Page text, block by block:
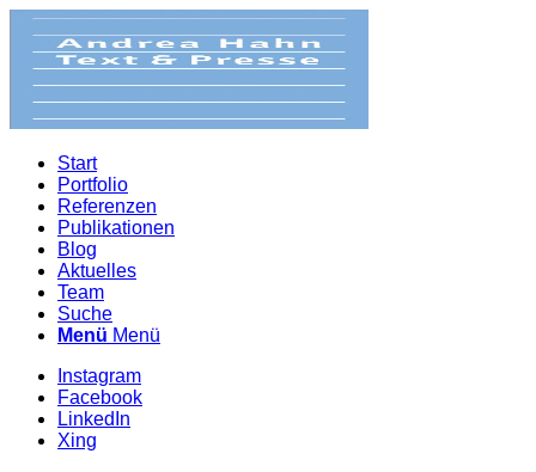
Start
Portfolio
Referenzen
Publikationen
Blog
Aktuelles
Team
Suche
Menü Menü
Instagram
Facebook
LinkedIn
Xing